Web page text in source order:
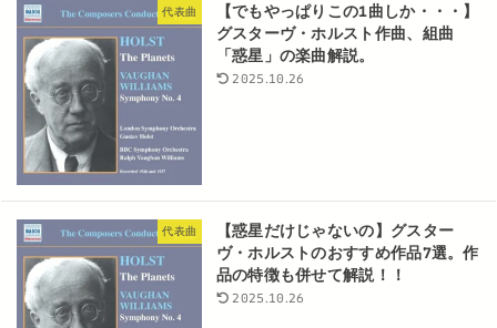
代表曲
【でもやっぱりこの1曲しか・・・】
グスターヴ・ホルスト作曲、組曲
「惑星」の楽曲解説。
2025.10.26
代表曲
【惑星だけじゃないの】グスター
ヴ・ホルストのおすすめ作品7選。作
品の特徴も併せて解説！！
2025.10.26